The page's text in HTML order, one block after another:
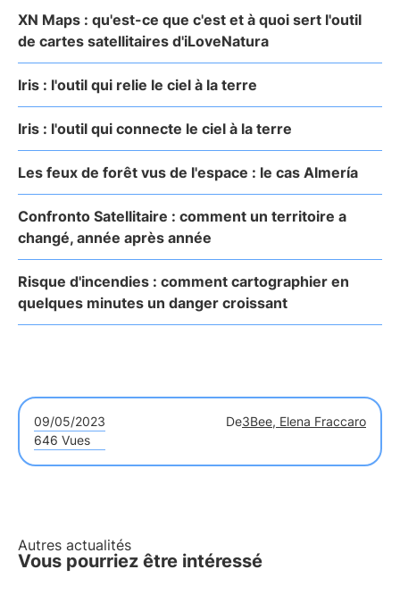
XN Maps : qu'est-ce que c'est et à quoi sert l'outil
de cartes satellitaires d'iLoveNatura
Iris : l'outil qui relie le ciel à la terre
Iris : l'outil qui connecte le ciel à la terre
Les feux de forêt vus de l'espace : le cas Almería
Confronto Satellitaire : comment un territoire a
changé, année après année
Risque d'incendies : comment cartographier en
quelques minutes un danger croissant
09/05/2023 De3Bee, Elena Fraccaro
646 Vues
Autres actualités
Vous pourriez être intéressé